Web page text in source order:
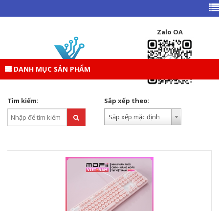
Zalo OA
DANH MỤC SẢN PHẨM
TRANG CHỦ
DANH MỤC SẢN PHẨM
BÀN PHÍM
BÀN PHÍM GIẢ CƠ
BÀN PHÍM GIẢ CƠ
Tìm kiếm:
Sắp xếp theo:
Sắp xếp mặc định